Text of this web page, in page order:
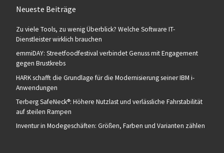
Neueste Beiträge
Zu viele Tools, zu wenig Überblick? Welche Software IT-
Dienstleister wirklich brauchen
emmiDAY: Streetfoodfestival verbindet Genuss mit Engagement
gegen Brustkrebs
HARK schafft die Grundlage für die Modernisierung seiner IBM i-
Anwendungen
Terberg SafeNeck®: Höhere Nutzlast und verlässliche Fahrstabilität
auf steilen Rampen
Inventur in Modegeschäften: Größen, Farben und Varianten zählen